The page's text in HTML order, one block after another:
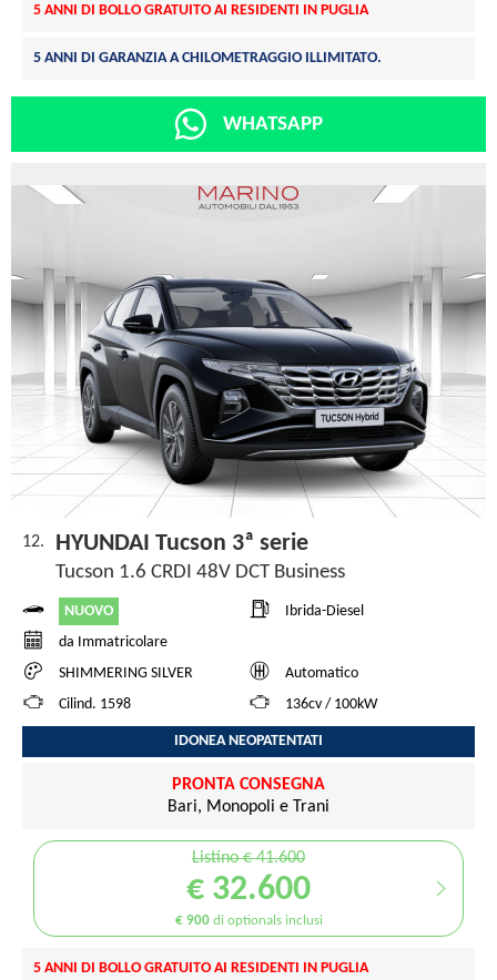
5 ANNI DI BOLLO GRATUITO AI RESIDENTI IN PUGLIA
5 ANNI DI GARANZIA A CHILOMETRAGGIO ILLIMITATO.
WHATSAPP
12. HYUNDAI Tucson 3ª serie
Tucson 1.6 CRDI 48V DCT Business
NUOVO
Ibrida-Diesel
da Immatricolare
SHIMMERING SILVER
Automatico
Cilind. 1598
136cv / 100kW
IDONEA NEOPATENTATI
PRONTA CONSEGNA
Bari, Monopoli e Trani
Listino € 41.600
€ 32.600
€ 900di optionals inclusi
5 ANNI DI BOLLO GRATUITO AI RESIDENTI IN PUGLIA